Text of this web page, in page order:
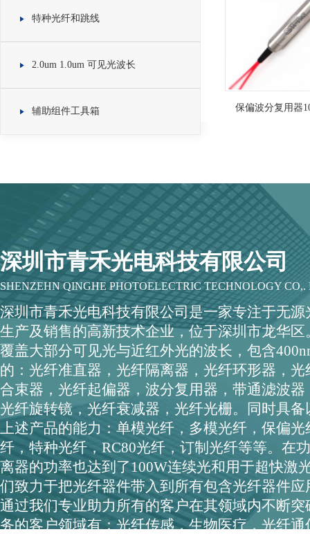
特种光纤和跳线
2.0um 1.0um 可见光波长
辅助组件工具箱 保偏波分复用器
深圳市青禾光电科技有限公司
SHENZEHN QINGHE PHOTOELECTRIC TECHNOLOGY CO,.
深圳市青禾光电科技有限公司是一家专注于无
生产及销售的高新技术企业，位于深圳市龙华区
覆盖大部分可见光与近红外光的波长，包含
的：光纤准直器，光纤隔离器，光纤环形器，
合束器，光纤起偏器，波分复用器，带通滤波
光纤旋转镜，光纤衰减器，光纤光栅。同时具
上述产品的能力：单模光纤，多模光纤，保偏光
纤，特种光纤，RC80光纤，订制光纤等等。在
离器的功率也达到了100W连续光和用于超快激
们致力于把光纤器件带入到所有包含光纤器件
通过我们专业助力所有的客户在其领域内不断
务的客户领域有：光纤传感，生物医疗，光纤